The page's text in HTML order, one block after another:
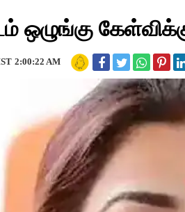
ஒழுங்கு
2:00:22 AM